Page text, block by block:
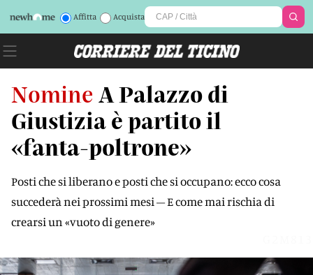
Affitta Acquista
Nomine A Palazzo di
Giustizia è partito il
«fanta-poltrone»
Posti che si liberano e posti che si occupano: ecco cosa
succederà nei prossimi mesi – E come mai rischia di
crearsi un «vuoto di genere»